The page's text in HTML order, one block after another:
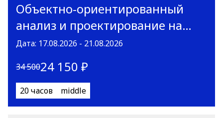
Объектно-ориентированный
анализ и проектирование на
UML
Дата: 17.08.2026 - 21.08.2026
34 50024 150 ₽
20 часов middle